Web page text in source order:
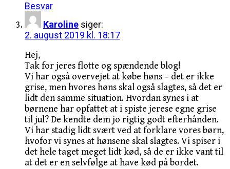
Besvar
Karoline siger:
2. august 2019 kl. 18:17
Hej,
Tak for jeres flotte og spændende blog!
Vi har også overvejet at købe høns – det er ikke
grise, men hvores høns skal også slagtes, så det er
lidt den samme situation. Hvordan synes i at
børnene har opfattet at i spiste jerese egne grise
til jul? De kendte dem jo rigtig godt efterhånden.
Vi har stadig lidt svært ved at forklare vores børn,
hvofor vi synes at hønsene skal slagtes. Vi spiser i
det hele taget meget lidt kød, så de er ikke vant til
at det er en selvfølge at have kød på bordet.